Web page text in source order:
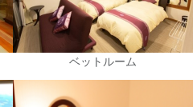
ベットルーム